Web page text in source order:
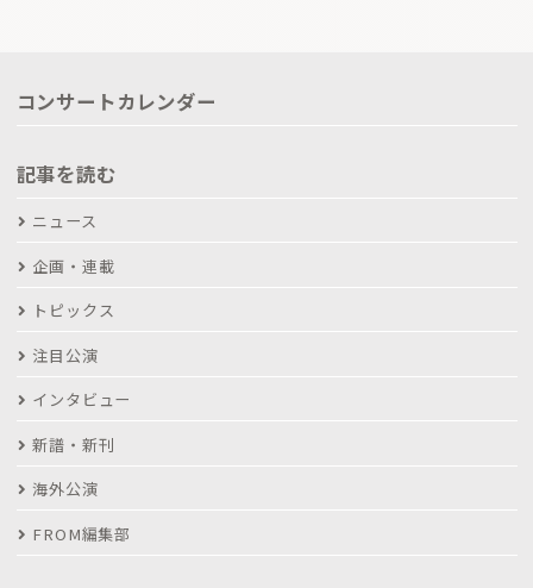
コンサートカレンダー
記事を読む
ニュース
企画・連載
トピックス
注目公演
インタビュー
新譜・新刊
海外公演
FROM編集部